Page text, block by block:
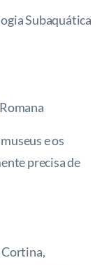
Subaquática
e os
precisa de
Cortina,